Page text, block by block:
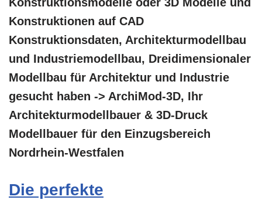
Konstruktionen auf CAD
Konstruktionsdaten, Architekturmodellbau
und Industriemodellbau, Dreidimensionaler
Modellbau für Architektur und Industrie
gesucht haben -> ArchiMod-3D, Ihr
Architekturmodellbauer & 3D-Druck
Modellbauer für den Einzugsbereich
Nordrhein-Westfalen
Die perfekte